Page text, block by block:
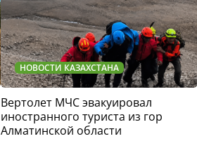
НОВОСТИ КАЗАХСТАНА
Вертолет МЧС эвакуировал
иностранного туриста из гор
Алматинской области